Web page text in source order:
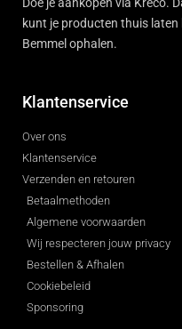
Doe je aankopen via Kreco.
kunt je producten thuis
Bemmel ophalen.
Klantenservice
Over ons
Klantenservice
Verzenden en retouren
Betaalmethoden
Algemene voorwaarden
Wij respecteren jouw privacy
Bestellen & Afhalen
Cookiebeleid
Sponsoring